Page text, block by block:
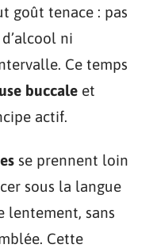
goût tenace : pas
ni
Ce temps
buccale et
actif.
se prennent loin
sous la langue
lentement, sans
Cette